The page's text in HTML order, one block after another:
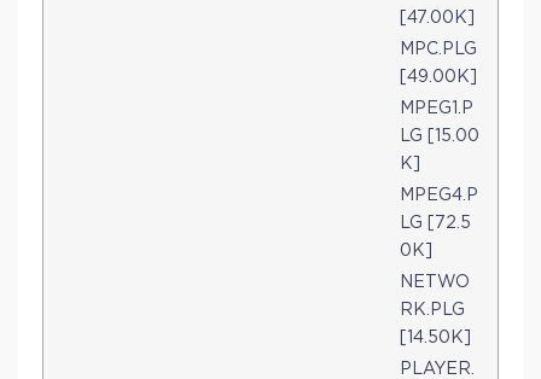
[47.00K]
MPC.PLG
[49.00K]
MPEG1.P
LG [15.00
K]
MPEG4.P
LG [72.5
0K]
NETWO
RK.PLG
[14.50K]
PLAYER.